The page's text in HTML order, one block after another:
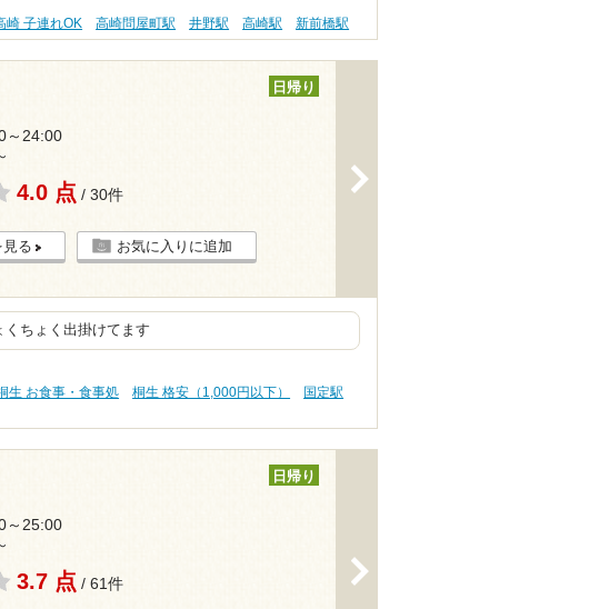
崎 子連れOK 高崎問屋町駅 井野駅 高崎駅 新前橋駅
日帰り
～24:00
4.0 点 / 30件
る お気に入りに追加
ちょく出掛けてます
生 お食事・食事処 桐生 格安（1,000円以下）
国定駅
日帰り
～25:00
3.7 点 / 61件